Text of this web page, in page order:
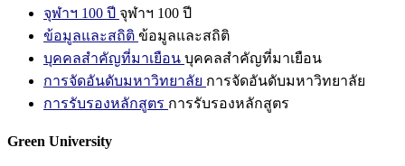
จุฬาฯ 100 ปี จุฬาฯ 100 ปี
ข้อมูลและสถิติ ข้อมูลและสถิติ
บุคคลสำคัญที่มาเยือน บุคคลสำคัญที่มาเยือน
การจัดอันดับมหาวิทยาลัย การจัดอันดับมหาวิทยาลัย
การรับรองหลักสูตร การรับรองหลักสูตร
Green University